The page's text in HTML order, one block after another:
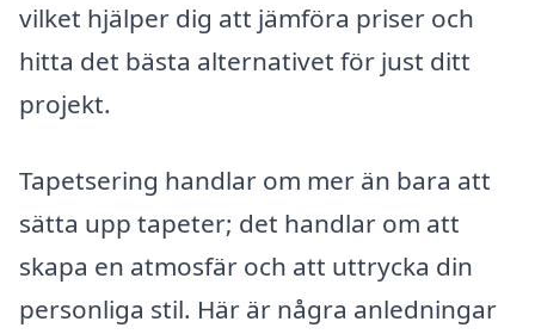
vilket hjälper dig att jämföra priser och
hitta det bästa alternativet för just ditt
projekt.
Tapetsering handlar om mer än bara att
sätta upp tapeter; det handlar om att
skapa en atmosfär och att uttrycka din
personliga stil. Här är några anledningar